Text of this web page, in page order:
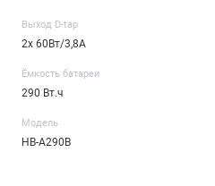
Выход D-tap
2х 60Вт/3,8А
Ёмкость батареи
290 Вт.ч
Модель
HB-A290B